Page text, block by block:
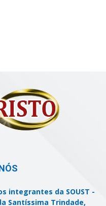
integrantes da SOUST -
Santíssima Trindade,